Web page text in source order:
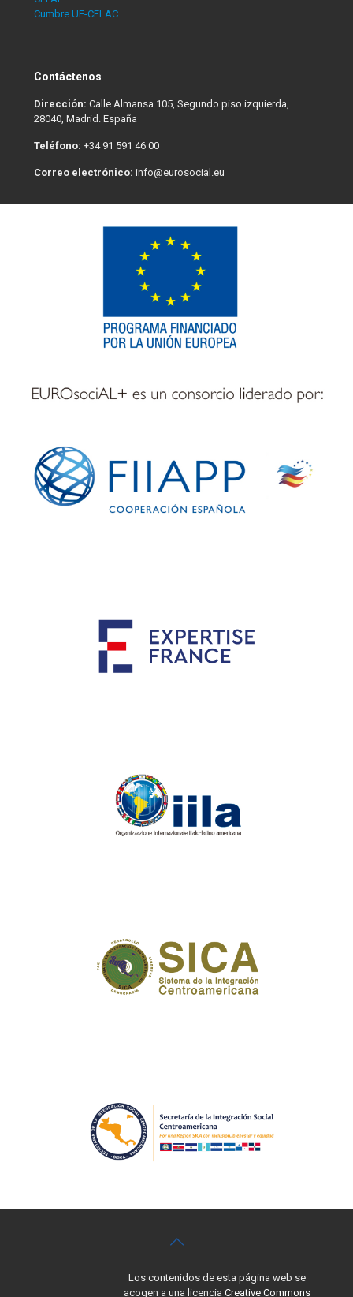
Cumbre UE-CELAC
Contáctenos
Dirección: Calle Almansa 105, Segundo piso izquierda,
28040, Madrid. España
Teléfono: +34 91 591 46 00
Correo electrónico: info@eurosocial.eu
Los contenidos de esta página web se
acogen a una licencia Creative Commons